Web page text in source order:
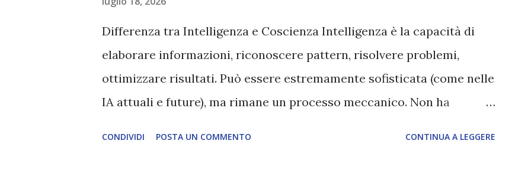
Differenza tra Intelligenza e Coscienza Intelligenza è la capacità di
elaborare informazioni, riconoscere pattern, risolvere problemi,
ottimizzare risultati. Può essere estremamente sofisticata (come nelle
IA attuali e future), ma rimane un processo meccanico. Non ha
CONDIVIDI POSTA UN COMMENTO CONTINUA A LEGGERE